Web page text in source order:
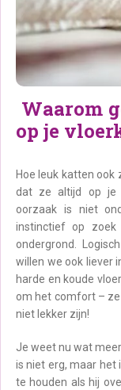
Waarom
op je
Hoe leuk katten ook
dat ze altijd op je
oorzaak is niet
instinctief op
ondergrond.
willen we ook liever
harde en koude
om het comfort –
niet lekker zijn!
Je weet nu wat
is niet erg, maar het
te houden als hij